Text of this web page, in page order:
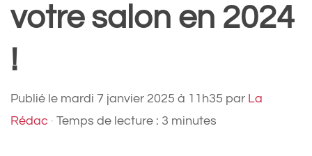
votre salon en 2024
!
Publié le mardi 7 janvier 2025 à 11h35 par La
Rédac · Temps de lecture : 3 minutes